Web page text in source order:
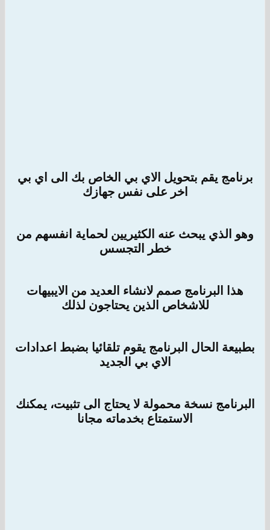
برنامج يقم بتحويل الاي بي الخاص بك الى اي بي
اخر على نفس جهازك
وهو الذي يبحث عنه الكثيريين لحماية انفسهم من
خطر التجسس
هذا البرنامج صمم لانشاء العديد من الايبيهات
للاشخاص الذين يحتاجون لذلك
بطبيعة الحال البرنامج يقوم تلقائيا بضبط اعدادات
الاي بي الجديد
البرنامج نسخة محمولة لا يحتاج الى تثبيت، يمكنك
الاستمتاع بخدماته مجانا